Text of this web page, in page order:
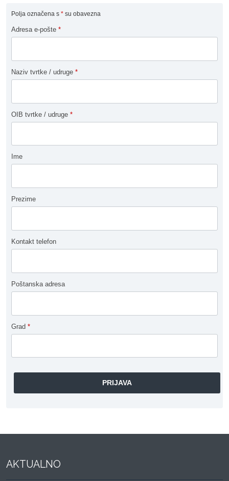
Polja označena s * su obavezna
Adresa e-pošte *
Naziv tvrtke / udruge *
OIB tvrtke / udruge *
Ime
Prezime
Kontakt telefon
Poštanska adresa
Grad *
AKTUALNO